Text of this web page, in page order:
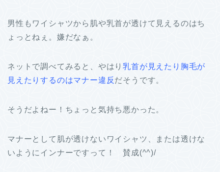
男性もワイシャツから肌や乳首が透けて見えるのはち
ょっとねぇ。嫌だなぁ。
ネットで調べてみると、やはり乳首が見えたり胸毛が
見えたりするのはマナー違反 だそうです。
そうだよねー！ちょっと気持ち悪かった。
マナーとして肌が透けないワイシャツ、または透けな
いようにインナーですって！ 賛成(^^)/